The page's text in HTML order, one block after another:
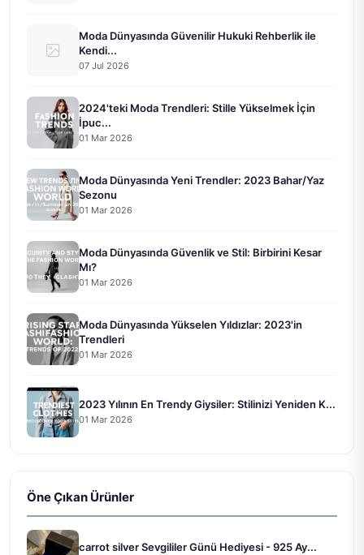
Moda Dünyasında Güvenilir Hukuki Rehberlik ile
Kendi...
07 Jul 2026
2024'teki Moda Trendleri: Stille Yükselmek İçin
İpuc...
01 Mar 2026
Moda Dünyasında Yeni Trendler: 2023 Bahar/Yaz
Sezonu
01 Mar 2026
Moda Dünyasında Güvenlik ve Stil: Birbirini Kesar
Mı?
01 Mar 2026
Moda Dünyasında Yükselen Yıldızlar: 2023'in
Trendleri
01 Mar 2026
2023 Yılının En Trendy Giysiler: Stilinizi Yeniden K...
01 Mar 2026
Öne Çıkan Ürünler
carrot silver Sevgililer Günü Hediyesi - 925 Ay...